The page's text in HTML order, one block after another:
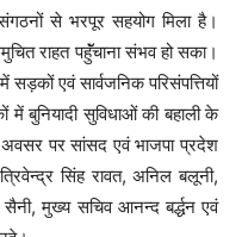
से भरपूर सहयोग मिला है।
राहत पहॅॅुंचाना संभव हो सका।
सड़कों एवं सार्वजनिक परिसंपत्तियों
में बुनियादी सुविधाओं की बहाली के
अवसर पर सांसद एवं भाजपा प्रदेश
सिंह रावत, अनिल बलूनी,
मुख्य सचिव आनन्द बर्द्धन एवं